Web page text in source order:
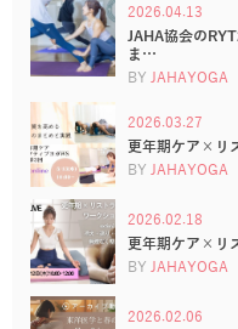
2026.04.13
JAHA協会の
ま…
BY JAHAYOGA
2026.03.27
更年期ケア×リ
BY JAHAYOGA
2026.02.18
更年期ケア×リ
BY JAHAYOGA
2026.02.06